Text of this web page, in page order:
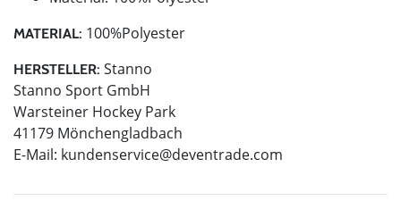
MATERIAL: 100%Polyester
HERSTELLER: Stanno
Stanno Sport GmbH
Warsteiner Hockey Park
41179 Mönchengladbach
E-Mail: kundenservice@deventrade.com